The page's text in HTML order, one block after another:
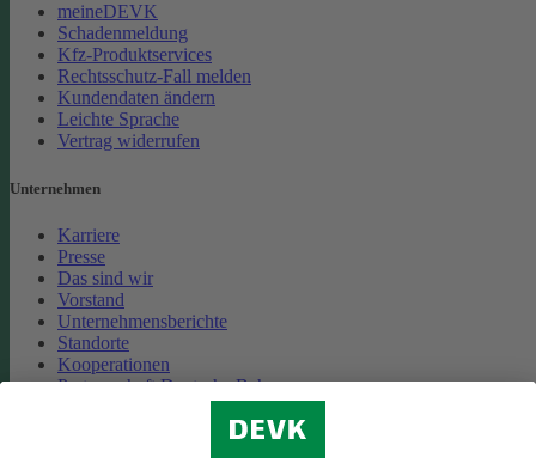
meineDEVK
Schadenmeldung
Kfz-Produktservices
Rechtsschutz-Fall melden
Kundendaten ändern
Leichte Sprache
Vertrag widerrufen
Unternehmen
Karriere
Presse
Das sind wir
Vorstand
Unternehmensberichte
Standorte
Kooperationen
Partnerschaft Deutsche Bahn